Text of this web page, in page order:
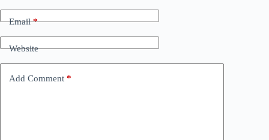
Email*
Website
Add Comment *